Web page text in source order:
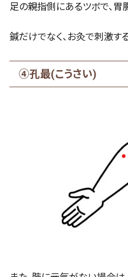
足の親指側にあるツボで、胃
鍼だけでなく、お灸で刺激す
④孔最(こうさい)